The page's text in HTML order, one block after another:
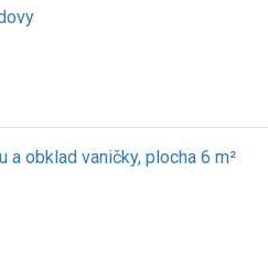
a obklad vaničky, plocha 6 m²